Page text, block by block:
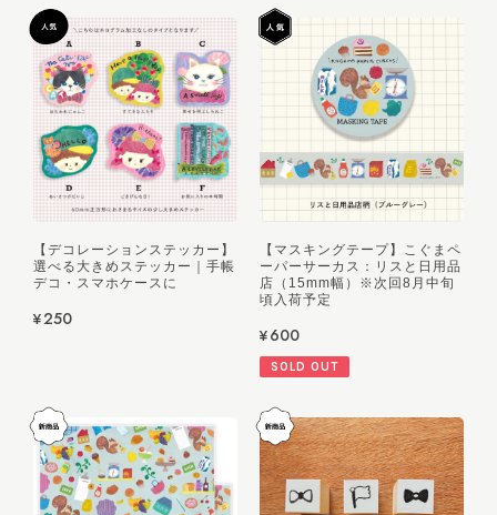
【デコレーションステッカー】
選べる大きめステッカー｜手帳
デコ・スマホケースに
¥250
【マスキングテープ】こぐまペ
ーパーサーカス：リスと日用品
店（15mm幅）※次回8月中旬
頃入荷予定
¥600
SOLD OUT